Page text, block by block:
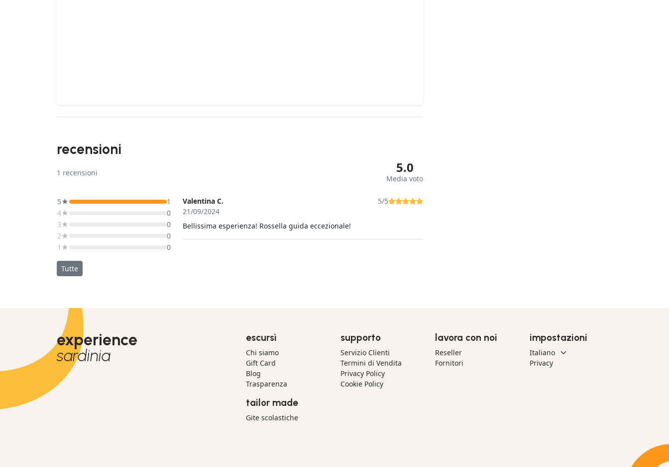
recensioni
1 recensioni 5.0
Media voto
5★
1
4★
0
3★
0
2★
0
1★
0
Tutte
Valentina C.
21/09/2024
5/5
Bellissima esperienza! Rossella guida eccezionale!
experience
sardinia
escursì
Chi siamo
Gift Card
Blog
Trasparenza
tailor made
Gite scolastiche
supporto
Servizio Clienti
Termini di Vendita
Privacy Policy
Cookie Policy
lavora con noi
Reseller
Fornitori
impostazioni
Privacy